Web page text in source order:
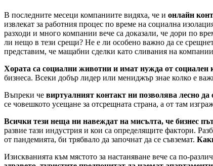
В последните месеци компаниите видяха, че и онлайн
извлекат за работния процес по време на социална
разходи и много компании вече са доказали, че дори по
ли нещо в тези срещи? Не е ли особено важно да се
представим, че мащабни сделки като сливания на
Хората са социални животни и имат нужда от социален
бизнеса. Всеки добър лидер или мениджър знае колко е
Въпреки че виртуалният контакт ни позволява лесно да
се човешкото усещане за отсрещната страна, а от там
Всички тези неща ни навеждат на мисълта, че бизнес
развие тази индустрия и кои са определящите фактори.
от пандемията, би трябвало да започнат да се съвземат.
Изискванията към мястото за настаняване вече са по-